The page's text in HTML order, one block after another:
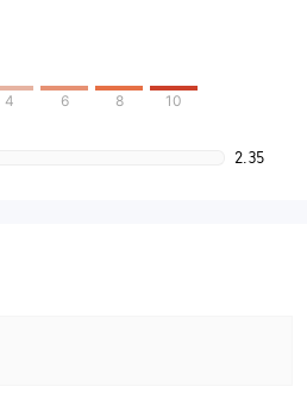
4 6 8 10
2.35